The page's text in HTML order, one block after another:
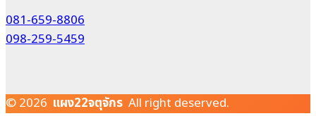
081-659-8806
098-259-5459
© 2026 แผง22จตุจักร All right deserved.